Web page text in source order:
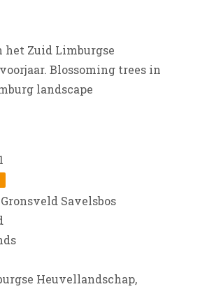
het Zuid Limburgse
Blossoming trees in
landscape
Savelsbos
Heuvellandschap,